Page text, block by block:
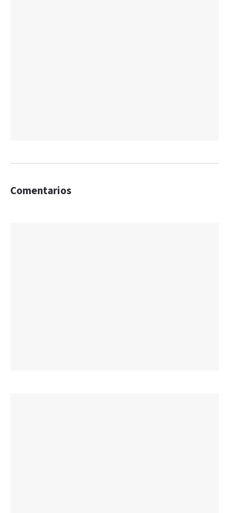
Comentarios